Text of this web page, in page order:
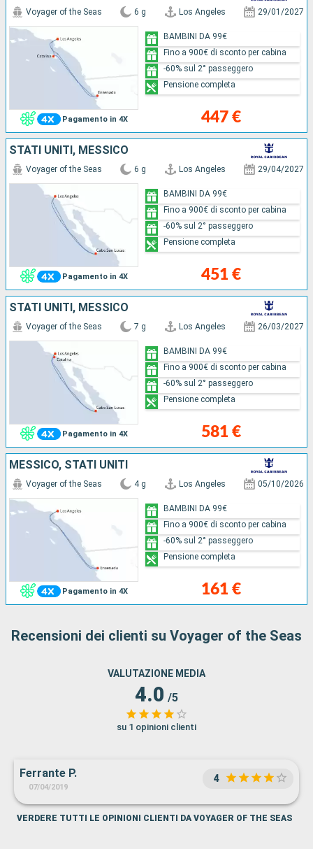
Pagamento in 4X
Voyager of the Seas 6 g Los Angeles 29/01/2027
447 €
BAMBINI DA 99€
Fino a 900€ di sconto per cabina
-60% sul 2° passeggero
Pensione completa
STATI UNITI, MESSICO
Pagamento in 4X
Voyager of the Seas 6 g Los Angeles 29/04/2027
451 €
BAMBINI DA 99€
Fino a 900€ di sconto per cabina
-60% sul 2° passeggero
Pensione completa
STATI UNITI, MESSICO
Pagamento in 4X
Voyager of the Seas 7 g Los Angeles 26/03/2027
581 €
BAMBINI DA 99€
Fino a 900€ di sconto per cabina
-60% sul 2° passeggero
Pensione completa
MESSICO, STATI UNITI
Pagamento in 4X
Voyager of the Seas 4 g Los Angeles 05/10/2026
161 €
BAMBINI DA 99€
Fino a 900€ di sconto per cabina
-60% sul 2° passeggero
Pensione completa
Recensioni dei clienti su Voyager of the Seas
VALUTAZIONE MEDIA
4.0 /5
su 1 opinioni clienti
Ferrante P.
07/04/2019
4
VERDERE TUTTI LE OPINIONI CLIENTI DA VOYAGER OF THE SEAS